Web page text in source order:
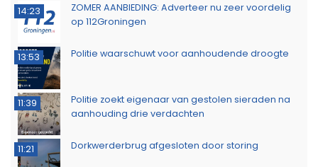
14:23
ZOMER AANBIEDING: Adverteer nu zeer voordelig
op 112Groningen
13:53 Politie waarschuwt voor aanhoudende droogte
11:39
Politie zoekt eigenaar van gestolen sieraden na
aanhouding drie verdachten
11:21 Dorkwerderbrug afgesloten door storing